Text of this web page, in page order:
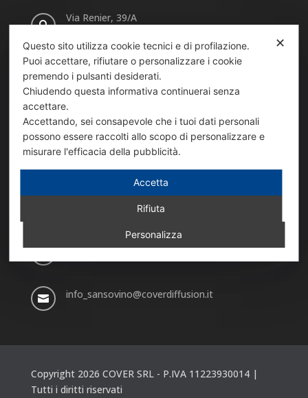

Via Renier, 39/A
 +39 011 335 86 62
 info@coverdiffusion.it
+39 011 739 98 54
 info_sansovino@coverdiffusion.it
Copyright 2026 COVER SRL - P.IVA 11223930014 |
Tutti i diritti riservati
✕
Questo sito utilizza cookie tecnici e di profilazione.
Puoi accettare, rifiutare o personalizzare i cookie
premendo i pulsanti desiderati.
Chiudendo questa informativa continuerai senza
accettare.
Accettando, sei consapevole che i tuoi dati personali
possono essere raccolti allo scopo di personalizzare e
misurare l'efficacia della pubblicità.
Accetta
Rifiuta
Personalizza